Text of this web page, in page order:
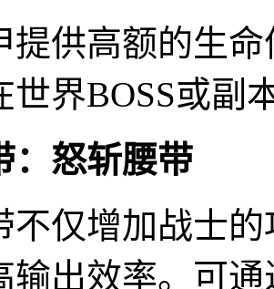
提供高额的生
世界BOSS或副
：怒斩腰带
不仅增加战士
输出效率。可